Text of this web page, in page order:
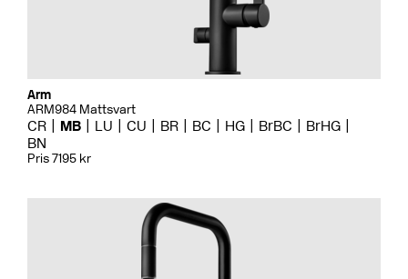
Arm
ARM984 Mattsvart
CR MB LU CU BR BC HG BrBC
BrHG
BN
Pris 7195 kr